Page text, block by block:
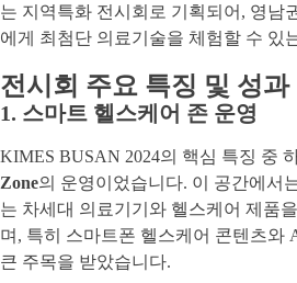
는 지역특화 전시회로 기획되어, 영남
에게 최첨단 의료기술을 체험할 수 있
전시회 주요 특징 및 성과
1. 스마트 헬스케어 존 운영
KIMES BUSAN 2024의 핵심 특징 중
Zone의 운영이었습니다. 이 공간에서
는 차세대 의료기기와 헬스케어 제품
며, 특히 스마트폰 헬스케어 콘텐츠와
큰 주목을 받았습니다.